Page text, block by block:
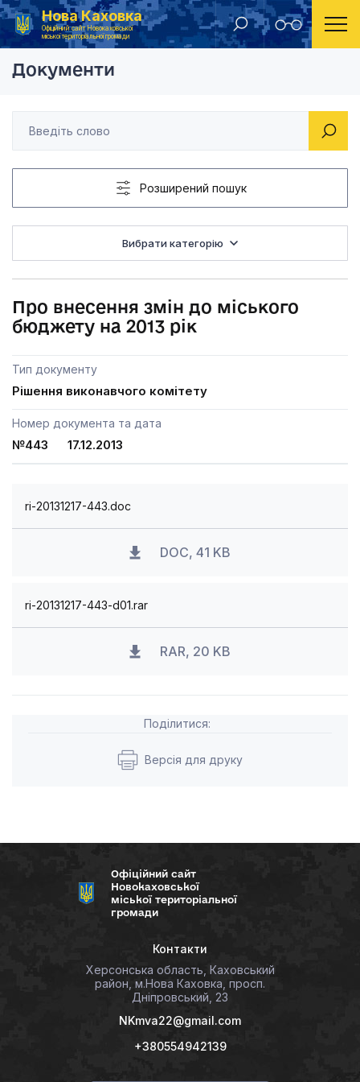
Нова Каховка
Офіційний сайт Новокаховської
міської територіальної громади
Головна Рішення виконавчого комітету Новокаховської міської ради 2013 року Про внесення змін
Документи
Розширений пошук
Вибрати категорію
Про внесення змін до міського
бюджету на 2013 рік
Тип документу
Рішення виконавчого комітету
Номер документа та дата
№443 17.12.2013
ri-20131217-443.doc
DOC, 41 KB
ri-20131217-443-d01.rar
RAR, 20 KB
Поділитися:
Версія для друку
Офіційний сайт
Новокаховської
міської територіальної
громади
Контакти
Херсонська область, Каховський
район, м.Нова Каховка, просп.
Дніпровський, 23
NKmva22@gmail.com
+380554942139